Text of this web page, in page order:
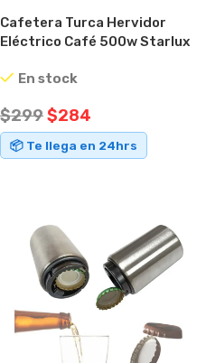
Cafetera Turca Hervidor
Eléctrico Café 500w Starlux
En stock
$299$284
📦 Te llega en 24hrs